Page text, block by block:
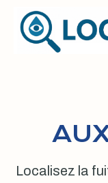
Localisez la